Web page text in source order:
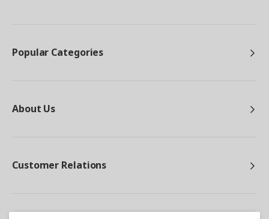
Popular Categories
About Us
Customer Relations